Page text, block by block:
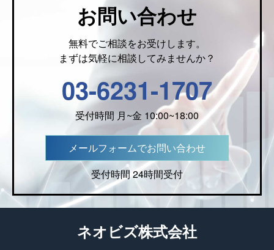
お問い合わせ
無料でご相談をお受けします。
まずは気軽に相談してみませんか？
03-6231-1707
受付時間 月~金 10:00~18:00
メールフォームでお問い合わせ
受付時間 24時間受付
ネオビズ株式会社